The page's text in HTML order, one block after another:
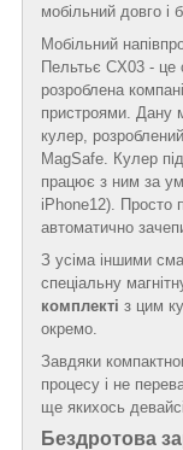
мобільний довго і
Мобільний
Пельтьє CX03 - це
розроблена
пристроями. Дану
кулер,
MagSafe. Кулер
працює з ним за
iPhone12). Просто
автоматично
З усіма іншими
спеціальну
комплекті з цим
окремо.
Завдяки
процесу і не
ще якихось
Бездротова